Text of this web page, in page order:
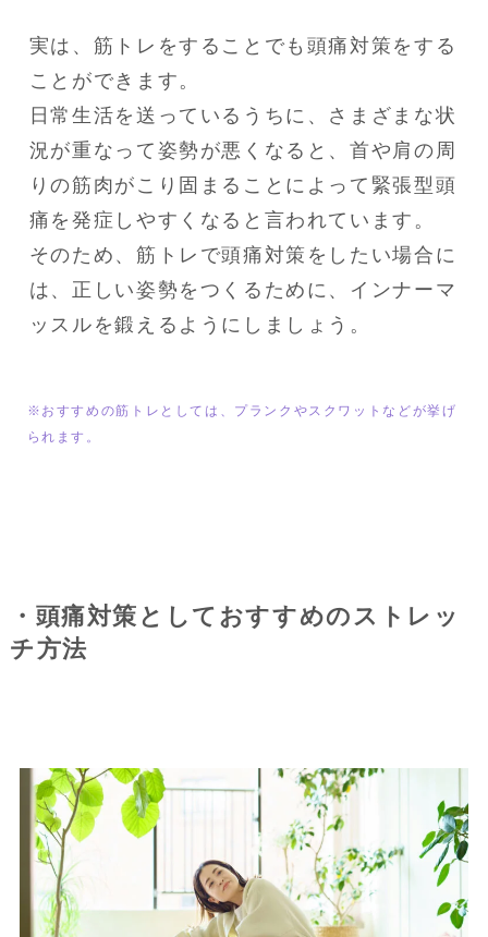
実は、筋トレをすることでも頭痛対策をする
ことができます。
日常生活を送っているうちに、さまざまな状
況が重なって姿勢が悪くなると、首や肩の周
りの筋肉がこり固まることによって緊張型頭
痛を発症しやすくなると言われています。
そのため、筋トレで頭痛対策をしたい場合に
は、正しい姿勢をつくるために、インナーマ
ッスルを鍛えるようにしましょう。
※おすすめの筋トレとしては、プランクやスクワットなどが挙げ
られます。
・頭痛対策としておすすめのストレッ
チ方法